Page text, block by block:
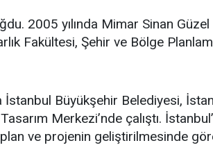
2005 yılında Mimar Sinan Güzel
Fakültesi, Şehir ve Bölge
İstanbul Büyükşehir Belediyesi,
Merkezi’nde çalıştı.
ve projenin geliştirilmesinde